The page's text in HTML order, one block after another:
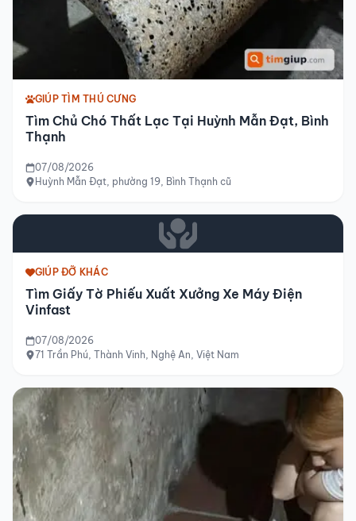
GIÚP TÌM THÚ CƯNG
Tìm Chủ Chó Thất Lạc Tại Huỳnh Mẫn Đạt, Bình
Thạnh
07/08/2026
Huỳnh Mẫn Đạt, phường 19, Bình Thạnh cũ
GIÚP ĐỠ KHÁC
Tìm Giấy Tờ Phiếu Xuất Xưởng Xe Máy Điện
Vinfast
07/08/2026
71 Trần Phú, Thành Vinh, Nghệ An, Việt Nam